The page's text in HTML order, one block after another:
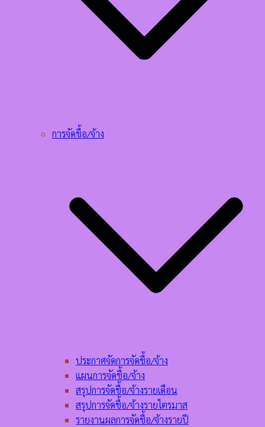
การจัดชื้อ/จ้าง
ประกาศจัดการจัดชื้อ/จ้าง
แผนการจัดชื้อ/จ้าง
สรุปการจัดชื้อ/จ้างรายเดือน
สรุปการจัดชื้อ/จ้างรายไตรมาส
รายงานผลการจัดชื้อ/จ้างรายปี